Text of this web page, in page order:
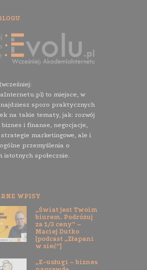
to miejsce, w
sporo praktycznych
na takie tematy, jak: rozwój
i finanse, negocjacje,
marketingowe, ale i
przemyślenia o
istotnych społecznie.
WPISY
„Świat jest Twoim
biurem. Podróżuj
za 1/3 ceny” –
Maciej Dutko
[podcast „Złapani
w sieć”]
„E-usługi – biznes